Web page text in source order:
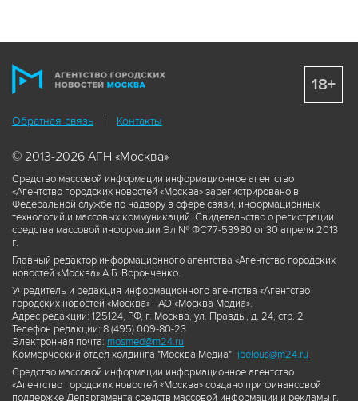
Обратная связь Контакты
© 2013-2026 АГН «Москва»
Средство массовой информации информационное агентство
«Агентство городских новостей «Москва» зарегистрировано в
Федеральной службе по надзору в сфере связи, информационных
технологий и массовых коммуникаций. Свидетельство о регистрации
средства массовой информации Эл № ФС77-53980 от 30 апреля 2013
г.
Главный редактор информационного агентства «Агентство городских
новостей «Москва» А.Б. Воронченко.
Учредитель и редакция информационного агентства «Агентство
городских новостей «Москва» - АО «Москва Медиа».
Адрес редакции: 125124, РФ, г. Москва, ул. Правды, д. 24, стр. 2
Телефон редакции: 8 (495) 009-80-23
Электронная почта: mosmed@m24.ru
Коммерческий отдел холдинга "Москва Медиа"- ibelous@m24.ru
Средство массовой информации информационное агентство
«Агентство городских новостей «Москва» создано при финансовой
поддержке Департамента средств массовой информации и рекламы г.
18+